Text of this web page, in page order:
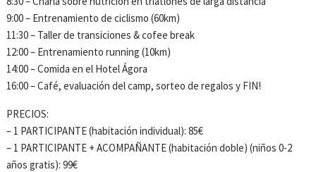
9:00 – Entrenamiento de ciclismo (60km)
11:30 – Taller de transiciones & cofee break
12:00 – Entrenamiento running (10km)
14:00 – Comida en el Hotel Ágora
16:00 – Café, evaluación del camp, sorteo de regalos y FIN!
PRECIOS:
– 1 PARTICIPANTE (habitación individual): 85€
– 1 PARTICIPANTE + ACOMPAÑANTE (habitación doble) (niños 0-2
años gratis): 99€